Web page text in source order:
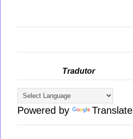
Tradutor
Powered by Translate